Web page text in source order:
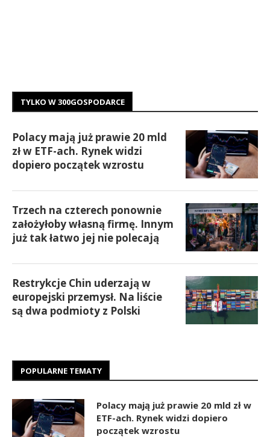
TYLKO W 300GOSPODARCE
Polacy mają już prawie 20 mld
zł w ETF-ach. Rynek widzi
dopiero początek wzrostu
Trzech na czterech ponownie
założyłoby własną firmę. Innym
już tak łatwo jej nie polecają
Restrykcje Chin uderzają w
europejski przemysł. Na liście
są dwa podmioty z Polski
POPULARNE TEMATY
Polacy mają już prawie 20 mld zł w
ETF-ach. Rynek widzi dopiero
początek wzrostu